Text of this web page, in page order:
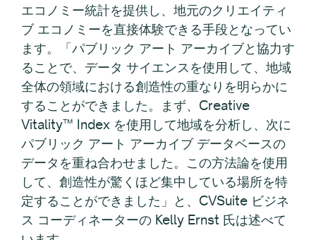
エコノミー統計を提供し、地元のクリエイティ
ブ エコノミーを直接体験できる手段となってい
ます。「パブリック アート アーカイブと協力す
ることで、データ サイエンスを使用して、地域
全体の領域における創造性の重なりを明らかに
することができました。まず、Creative
Vitality™ Index を使用して地域を分析し、次に
パブリック アート アーカイブ データベースの
データを重ね合わせました。この方法論を使用
して、創造性が驚くほど集中している場所を特
定することができました」と、CVSuite ビジネ
ス コーディネーターの Kelly Ernst 氏は述べて